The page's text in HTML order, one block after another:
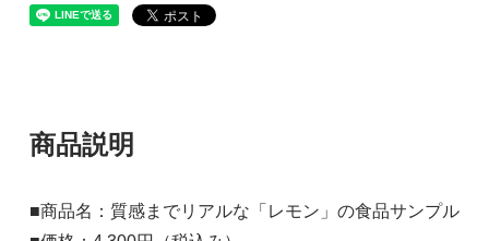
商品説明
■商品名：質感までリアルな「レモン」の食品サンプル